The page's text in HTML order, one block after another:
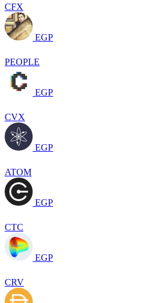
CFX
EGP
PEOPLE
EGP
CVX
EGP
ATOM
EGP
CTC
EGP
CRV